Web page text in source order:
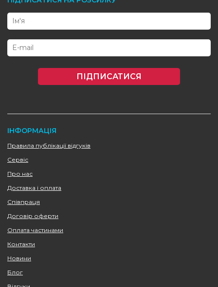
ПІДПИСАТИСЯ
ІНФОРМАЦІЯ
Правила публікації відгуків
Сервіс
Про нас
Доставка і оплата
Співпраця
Договір оферти
Оплата частинами
Контакти
Новини
Блог